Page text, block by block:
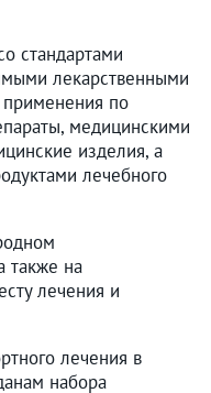
стандартами
лекарственными
по
медицинскими
изделия, а
лечебного
также на
лечения и
лечения в
набора